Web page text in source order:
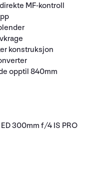
MF-kontroll
konstruksjon
opptil 840mm
300mm f/4 IS PRO